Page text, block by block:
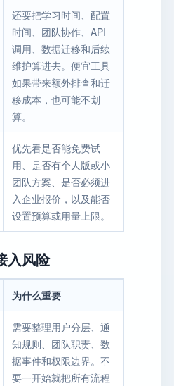
还要把学习时间、配置
时间、团队协作、API
调用、数据迁移和后续
维护算进去。便宜工具
如果带来额外排查和迁
移成本，也可能不划
算。
优先看是否能免费试
用、是否有个人版或小
团队方案、是否必须进
入企业报价，以及能否
设置预算或用量上限。
入风险
为什么重要
需要整理用户分层、通
知规则、团队职责、数
据事件和权限边界。不
要一开始就把所有流程